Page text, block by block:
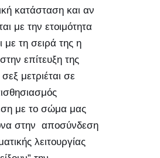
κατάσταση και αν
με την ετοιμότητα
με τη σειρά της η
επίτευξη της
μετριέται σε
με το σώμα μας
στην αποσύνδεση
λειτουργίας